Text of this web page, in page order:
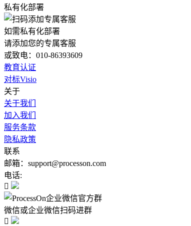
私有化部署
如需私有化部署
请添加您的专属客服
或致电：010-86393609
教育认证
对标Visio
关于
关于我们
加入我们
服务条款
隐私政策
联系
邮箱：support@processon.com
电话:

微信或企业微信扫码进群
